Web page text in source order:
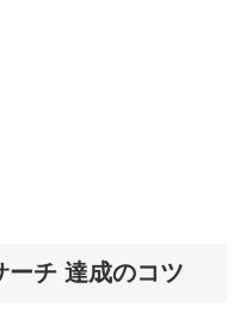
ーチ 達成のコツ